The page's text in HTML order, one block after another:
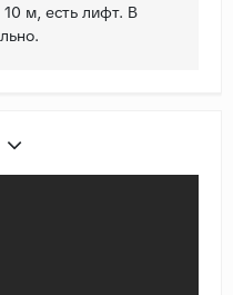
м, есть лифт. В